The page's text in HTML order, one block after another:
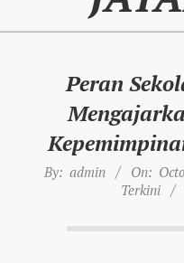
Peran
By: admin On:
Terkini